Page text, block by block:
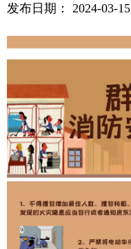
发布日期： 2024-03-15